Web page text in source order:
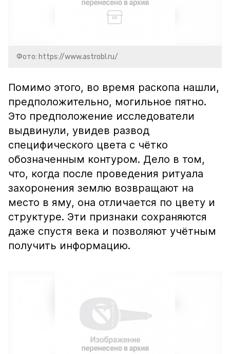
Фото: https://www.astrobl.ru/
Помимо этого, во время раскопа нашли,
предположительно, могильное пятно.
Это предположение исследователи
выдвинули, увидев развод
специфического цвета с чётко
обозначенным контуром. Дело в том,
что, когда после проведения ритуала
захоронения землю возвращают на
место в яму, она отличается по цвету и
структуре. Эти признаки сохраняются
даже спустя века и позволяют учётным
получить информацию.